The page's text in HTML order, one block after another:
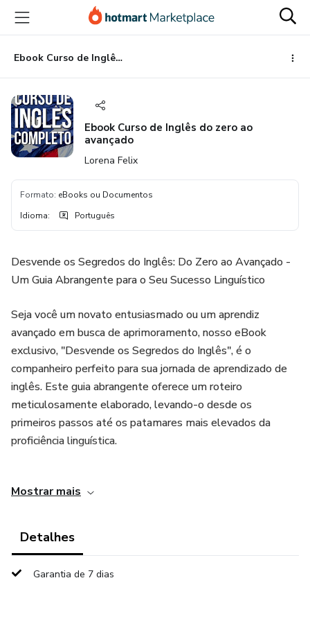
para
conteúdo
principal
para
pagamento
para
rodapé
Ebook Curso de Inglês do zero ao avançado
Ebook Curso de Inglês do zero ao
avançado
Lorena Felix
Formato: eBooks ou Documentos
Idioma: Português
Desvende os Segredos do Inglês: Do Zero ao Avançado -
Um Guia Abrangente para o Seu Sucesso Linguístico
Seja você um novato entusiasmado ou um aprendiz
avançado em busca de aprimoramento, nosso eBook
exclusivo, "Desvende os Segredos do Inglês", é o
companheiro perfeito para sua jornada de aprendizado de
inglês. Este guia abrangente oferece um roteiro
meticulosamente elaborado, levando-o desde os
primeiros passos até os patamares mais elevados da
proficiência linguística.
Aprendizado:
Abandonamos a abordagem tradicional centrada na
Mostrar mais
Detalhes
Garantia de 7 dias